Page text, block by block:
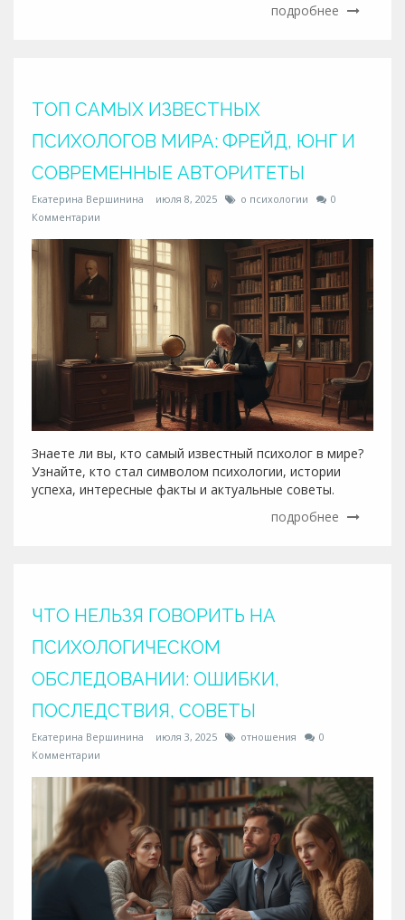
подробнее
ТОП САМЫХ ИЗВЕСТНЫХ
ПСИХОЛОГОВ МИРА: ФРЕЙД, ЮНГ И
СОВРЕМЕННЫЕ АВТОРИТЕТЫ
Екатерина Вершинина июля 8, 2025 о психологии
0
Комментарии
Знаете ли вы, кто самый известный психолог в мире?
Узнайте, кто стал символом психологии, истории
успеха, интересные факты и актуальные советы.
подробнее
ЧТО НЕЛЬЗЯ ГОВОРИТЬ НА
ПСИХОЛОГИЧЕСКОМ
ОБСЛЕДОВАНИИ: ОШИБКИ,
ПОСЛЕДСТВИЯ, СОВЕТЫ
Екатерина Вершинина июля 3, 2025 отношения
0
Комментарии